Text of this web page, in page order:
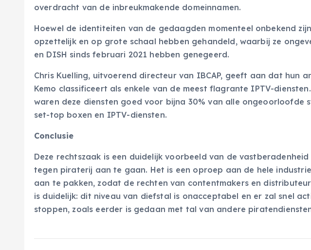
overdracht van de inbreukmakende domeinnamen.
Hoewel de identiteiten van de gedaagden momenteel onbekend
opzettelijk en op grote schaal hebben gehandeld, waarbij ze
en DISH sinds februari 2021 hebben genegeerd.
Chris Kuelling, uitvoerend directeur van IBCAP, geeft aan dat hun
Kemo classificeert als enkele van de meest flagrante IPTV-
waren deze diensten goed voor bijna 30% van alle ongeoorloofde
set-top boxen en IPTV-diensten.
Conclusie
Deze rechtszaak is een duidelijk voorbeeld van de vastberadenheid
tegen piraterij aan te gaan. Het is een oproep aan de hele
aan te pakken, zodat de rechten van contentmakers en
is duidelijk: dit niveau van diefstal is onacceptabel en er zal snel
stoppen, zoals eerder is gedaan met tal van andere